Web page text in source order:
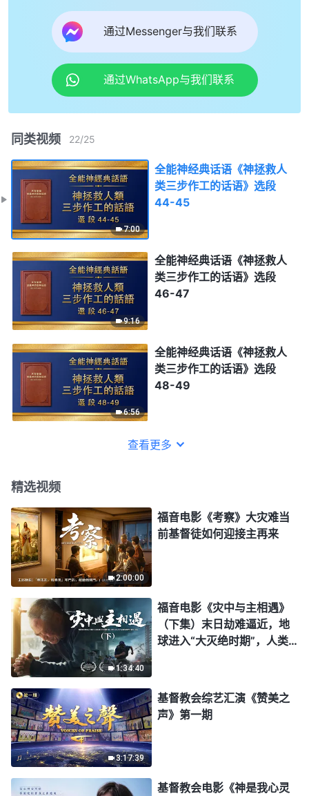
通过Messenger与我们联系
通过WhatsApp与我们联系
同类视频 22/25
7:00
全能神经典话语《神拯救人
类三步作工的话语》选段
44-45
9:16
全能神经典话语《神拯救人
类三步作工的话语》选段
46-47
6:56
全能神经典话语《神拯救人
类三步作工的话语》选段
48-49
查看更多
精选视频
2:00:00
福音电影《考察》大灾难当
前基督徒如何迎接主再来
1:34:40
福音电影《灾中与主相遇》
（下集）末日劫难逼近，地
球进入“大灭绝时期”，人类
3:17:39
基督教会综艺汇演《赞美之
声》第一期
基督教会电影《神是我心灵